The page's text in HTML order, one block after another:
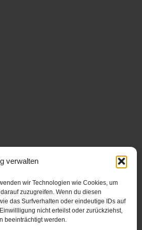
verwalten
wir Technologien wie Cookies, um
zuzugreifen. Wenn du diesen
das Surfverhalten oder eindeutige IDs auf
nicht erteilst oder zurückziehst,
beeinträchtigt werden.